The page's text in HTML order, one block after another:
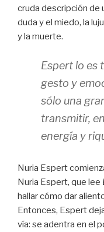
cruda descripción de
duda y el miedo, la
y la muerte.
Espert lo es
gesto y
sólo una
transmitir,
energía y
Nuria Espert
Nuria Espert, que lee
hallar cómo dar
Entonces, Espert
vía: se adentra en el